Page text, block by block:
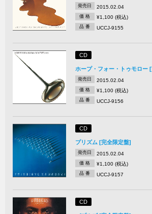
発売日 2015.02.04
価 格 ¥1,100 (税込)
品 番 UCCJ-9155
CD
ホープ・フォー・トゥモロー
発売日 2015.02.04
価 格 ¥1,100 (税込)
品 番 UCCJ-9156
CD
プリズム [完全限定盤]
発売日 2015.02.04
価 格 ¥1,100 (税込)
品 番 UCCJ-9157
CD